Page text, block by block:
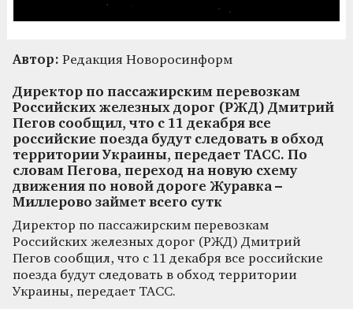
Автор: Редакция Новоросинформ
Директор по пассажирским перевозкам
Российских железных дорог (РЖД) Дмитрий
Пегов сообщил, что с 11 декабря все
российские поезда будут следовать в обход
территории Украины, передает ТАСС. По
словам Пегова, переход на новую схему
движения по новой дороге Журавка –
Миллерово займет всего сутк
Директор по пассажирским перевозкам
Российских железных дорог (РЖД) Дмитрий
Пегов сообщил, что с 11 декабря все российские
поезда будут следовать в обход территории
Украины, передает ТАСС.